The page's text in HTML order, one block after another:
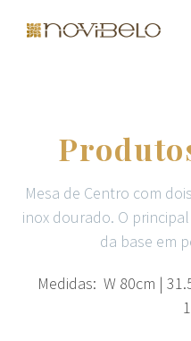
PT EN
Mesa de Centro com
inox dourado. O
da base em
Medidas: W 80cm |